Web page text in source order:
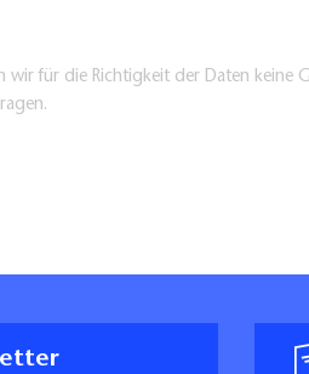
für die Richtigkeit der Daten keine